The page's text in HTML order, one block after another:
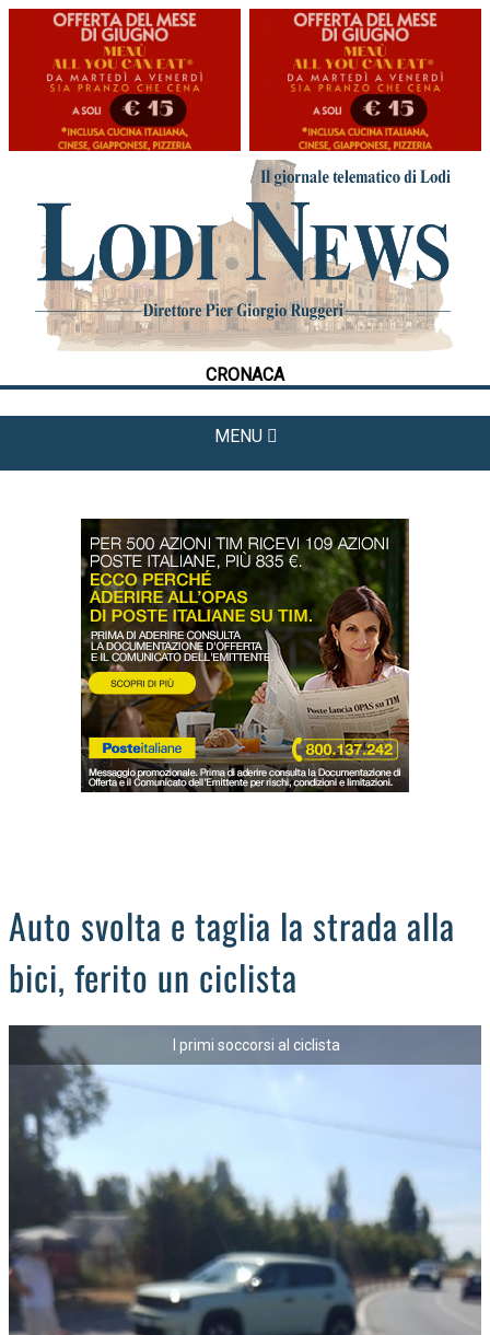
CRONACA
MENU
HOME
CRONACA
POLITICA
LA FOTO
METEO
CULTURA
DAL TERRITORIO
OROSCOPO
LA PIAZZA
ANIMALI
OCCHIO ALLA TRUFFA
NECROLOGI
Auto svolta e taglia la strada alla
bici, ferito un ciclista
I primi soccorsi al ciclista